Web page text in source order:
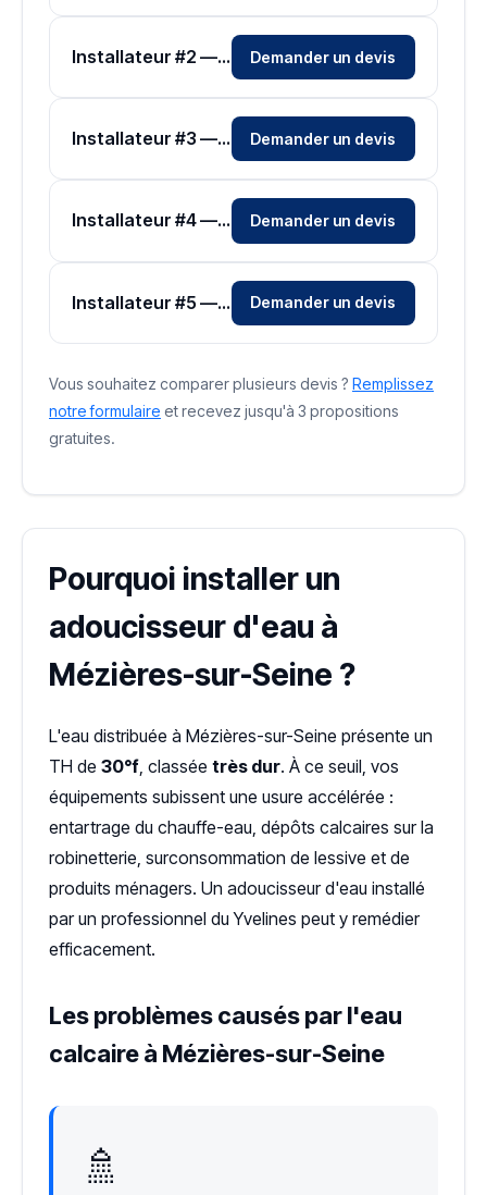
Installateur #2 — Zone Yvelines Demander un devis
Installateur #3 — Zone Yvelines Demander un devis
Installateur #4 — Zone Yvelines Demander un devis
Installateur #5 — Zone Yvelines Demander un devis
Vous souhaitez comparer plusieurs devis ? Remplissez
notre formulaire et recevez jusqu'à 3 propositions
gratuites.
Pourquoi installer un
adoucisseur d'eau à
Mézières-sur-Seine ?
L'eau distribuée à Mézières-sur-Seine présente un
TH de 30°f , classée très dur. À ce seuil, vos
équipements subissent une usure accélérée :
entartrage du chauffe-eau, dépôts calcaires sur la
robinetterie, surconsommation de lessive et de
produits ménagers. Un adoucisseur d'eau installé
par un professionnel du Yvelines peut y remédier
efficacement.
Les problèmes causés par l'eau
calcaire à Mézières-sur-Seine
🚿